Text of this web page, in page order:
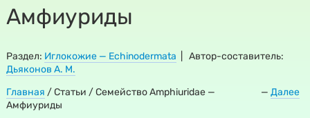
Амфиуриды
Раздел: Иглокожие — Echinodermata | Автор-составитель:
Дьяконов А. М.
Главная / —Далее
Статьи / Семейство Amphiuridae —
Амфиуриды